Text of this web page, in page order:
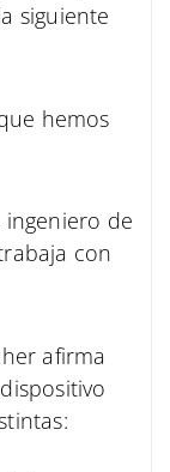
siguiente
hemos
ingeniero de
con
afirma